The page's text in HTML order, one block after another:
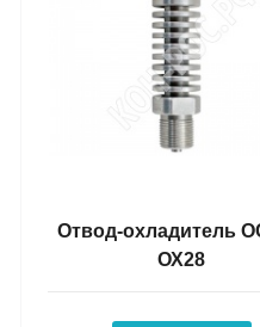
Отвод-охладитель
ОХ28